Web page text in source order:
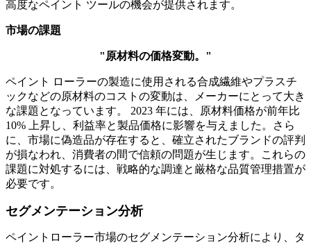
高度なペイント ツールの機会が提供されます。
市場の課題
"原材料の価格変動。"
ペイント ローラーの製造に使用される合成繊維やプラスチ
ックなどの原材料のコストの変動は、メーカーにとって大き
な課題となっています。 2023 年には、原材料価格が前年比
10% 上昇し、利益率と製品価格に影響を与えました。さら
に、市場に偽造品が存在すると、確立されたブランドの評判
が損なわれ、消費者の間で信頼の問題が生じます。これらの
課題に対処するには、戦略的な調達と厳格な品質管理措置が
必要です。
セグメンテーション分析
ペイントローラー市場のセグメンテーション分析により、タ